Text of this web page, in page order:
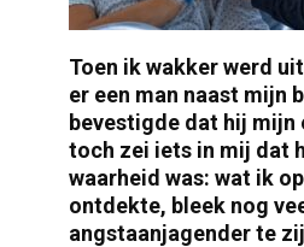
Toen ik wakker werd
er een man naast mijn
bevestigde dat hij mijn
toch zei iets in mij dat
waarheid was: wat ik
ontdekte, bleek nog
angstaanjagender te